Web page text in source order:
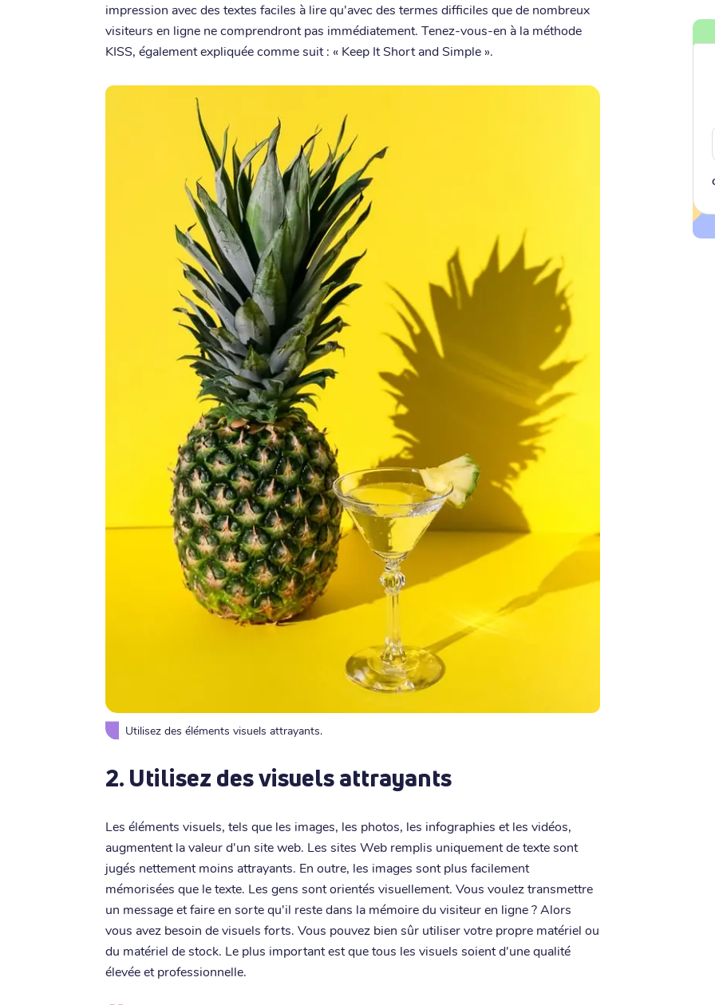
impression avec des textes faciles à lire qu'avec des termes difficiles que de nombreux
visiteurs en ligne ne comprendront pas immédiatement. Tenez-vous-en à la méthode
KISS, également expliquée comme suit : « Keep It Short and Simple ».
Utilisez des éléments visuels attrayants.
2. Utilisez des visuels attrayants
Les éléments visuels, tels que les images, les photos, les infographies et les vidéos,
augmentent la valeur d'un site web. Les sites Web remplis uniquement de texte sont
jugés nettement moins attrayants. En outre, les images sont plus facilement
mémorisées que le texte. Les gens sont orientés visuellement. Vous voulez transmettre
un message et faire en sorte qu'il reste dans la mémoire du visiteur en ligne ? Alors
vous avez besoin de visuels forts. Vous pouvez bien sûr utiliser votre propre matériel ou
du matériel de stock. Le plus important est que tous les visuels soient d'une qualité
élevée et professionnelle.